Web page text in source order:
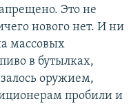
Это не
нового нет. И ни
массовых
в бутылках,
оружием,
пробили и